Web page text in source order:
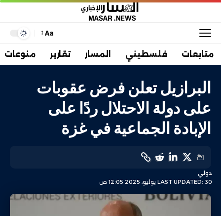
Aa
متابعات فلسطيني المسار تقارير منوعات
البرازيل تعلن فرض عقوبات
على دولة الاحتلال ردًا على
الإبادة الجماعية في غزة
LAST UPDATED: 30 يوليو، 2025 12:05 ص
دولي